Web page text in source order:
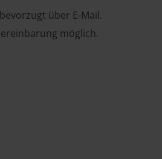
über E-Mail.
möglich.